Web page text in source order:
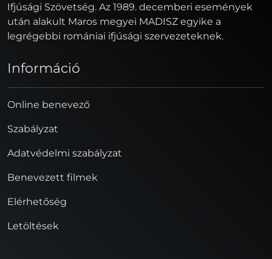
Ifjúsági Szövetség. Az 1989. decemberi események
után alakult Maros megyei MADISZ egyike a
legrégebbi romániai ifjúsági szervezeteknek.
Információ
Online benevező
Szabályzat
Adatvédelmi szabályzat
Benevezett filmek
Elérhetőség
Letöltések